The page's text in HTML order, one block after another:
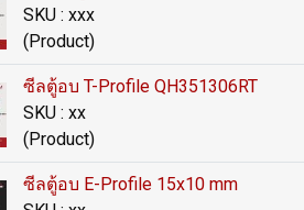
SKU : xxx
(Product)
ซีลตู้อบ T-Profile QH351306RT
SKU : xx
(Product)
ซีลตู้อบ E-Profile 15x10 mm